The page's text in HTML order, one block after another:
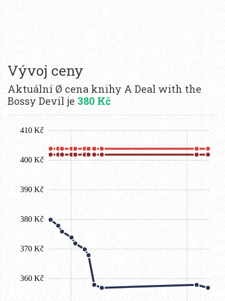
Vývoj ceny
Aktuální Ø cena knihy A Deal with the
Bossy Devil je 380 Kč